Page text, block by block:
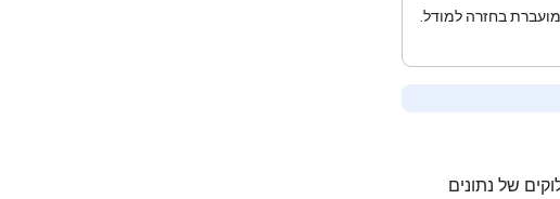
בחזרה למודל.
של נתונים